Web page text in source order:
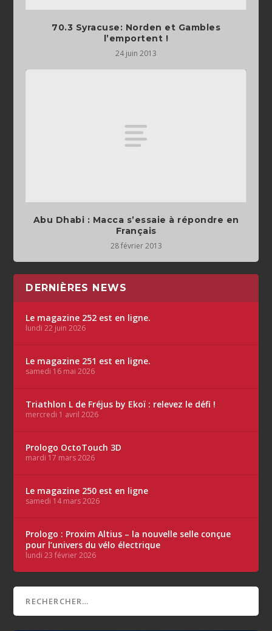
70.3 Syracuse: Norden et Gambles
l’emportent !
24 juin 2013
Abu Dhabi : Macca s’essaie à répondre en
Français
28 février 2013
DERNIÈRES NEWS
Le magazine 252 est en ligne.
lundi 22 juin 2026
Le magazine 251 est en ligne.
samedi 16 mai 2026
Triathlon L de Fréjus by Ekoï : relevez le défi !
mercredi 1 avril 2026
Prologo OctoTouch 3D
mardi 17 mars 2026
Le magazine 250 est en ligne
samedi 14 mars 2026
Prologo : Proxim Altius – la nouvelle selle conçue
pour l’univers du vélo électrique
lundi 23 février 2026